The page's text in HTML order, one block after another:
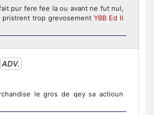
pur fere fee la ou avant ne fut nul,
trop grevosement YBB Ed II
ADV.
le gros de qey sa actioun